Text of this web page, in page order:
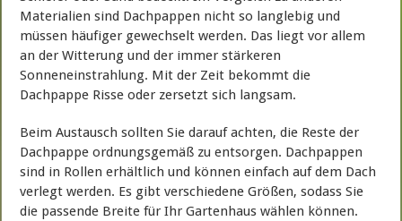
Materialien sind Dachpappen nicht so langlebig und
müssen häufiger gewechselt werden. Das liegt vor allem
an der Witterung und der immer stärkeren
Sonneneinstrahlung. Mit der Zeit bekommt die
Dachpappe Risse oder zersetzt sich langsam.
Beim Austausch sollten Sie darauf achten, die Reste der
Dachpappe ordnungsgemäß zu entsorgen. Dachpappen
sind in Rollen erhältlich und können einfach auf dem Dach
verlegt werden. Es gibt verschiedene Größen, sodass Sie
die passende Breite für Ihr Gartenhaus wählen können.